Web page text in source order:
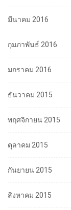
มีนาคม 2016
กุมภาพันธ์ 2016
มกราคม 2016
ธันวาคม 2015
พฤศจิกายน 2015
ตุลาคม 2015
กันยายน 2015
สิงหาคม 2015